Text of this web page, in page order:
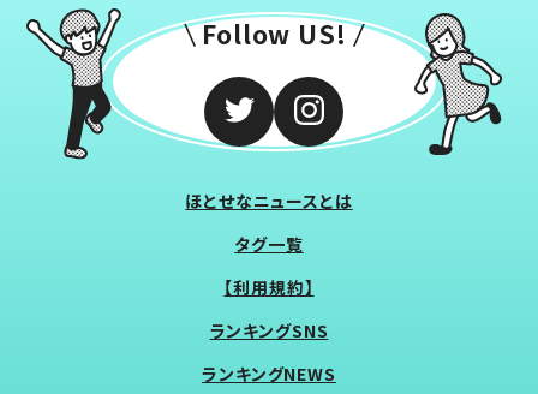
Follow US!
ほとせなニュースとは
タグ一覧
【利用規約】
ランキングSNS
ランキングNEWS